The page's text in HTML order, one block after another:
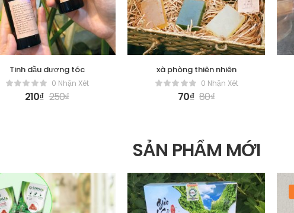
Tinh dầu dương tóc
0 Nhận Xét
210₫ 250₫
xà phòng thiên nhiên
0 Nhận Xét
70₫ 80₫
SẢN PHẨM MỚI